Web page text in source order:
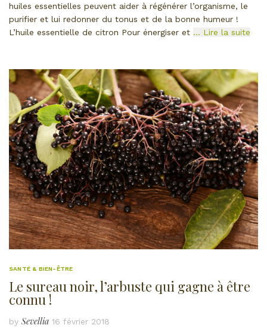
huiles essentielles peuvent aider à régénérer l’organisme, le
purifier et lui redonner du tonus et de la bonne humeur !
L’huile essentielle de citron Pour énergiser et … Lire la suite
SANTÉ & BIEN-ÊTRE
Le sureau noir, l’arbuste qui gagne à être
connu !
by Sevellia 16 février 2018